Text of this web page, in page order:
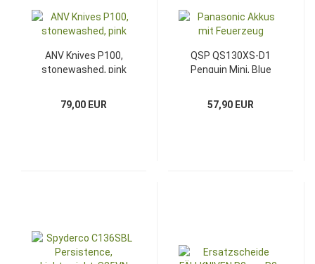
ANV Knives P100,
stonewashed, pink
79,00 EUR
QSP QS130XS-D1
Penguin Mini, Blue
57,90 EUR